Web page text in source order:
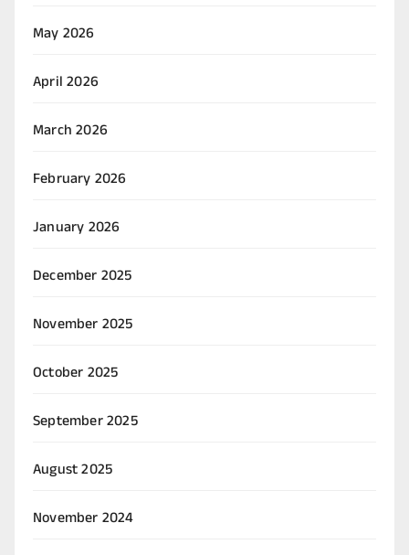
May 2026
April 2026
March 2026
February 2026
January 2026
December 2025
November 2025
October 2025
September 2025
August 2025
November 2024